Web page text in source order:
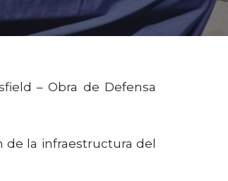
– Obra de Defensa
de la infraestructura del